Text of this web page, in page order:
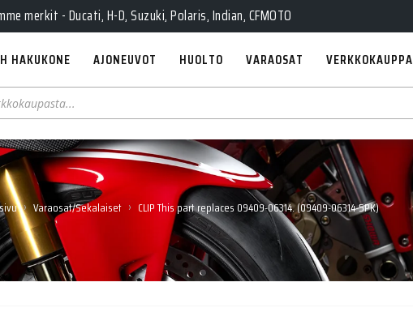
merkit - Ducati, H-D, Suzuki, Polaris, Indian, CFMOTO
HAKUKONE AJONEUVOT HUOLTO VARAOSAT VERKKOKAUPPA
› Varaosat/Sekalaiset › CLIP This part replaces 09409-06314. (09409-06314-5PK)